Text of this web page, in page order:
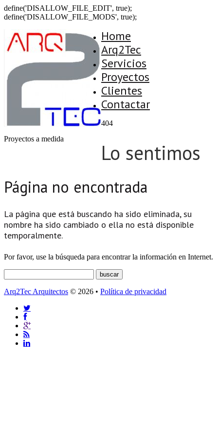
define('DISALLOW_FILE_EDIT', true);
define('DISALLOW_FILE_MODS', true);
Proyectos a medida
Home
Arq2Tec
Servicios
Proyectos
Clientes
Contactar
404
Lo sentimos
Página no encontrada
La página que está buscando ha sido eliminada, su
nombre ha sido cambiado o ella no está disponible
temporalmente.
Por favor, use la búsqueda para encontrar la información en Internet.
Arq2Tec Arquitectos © 2026 • Política de privacidad